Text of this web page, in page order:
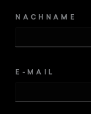
NACHNAME
E-MAIL